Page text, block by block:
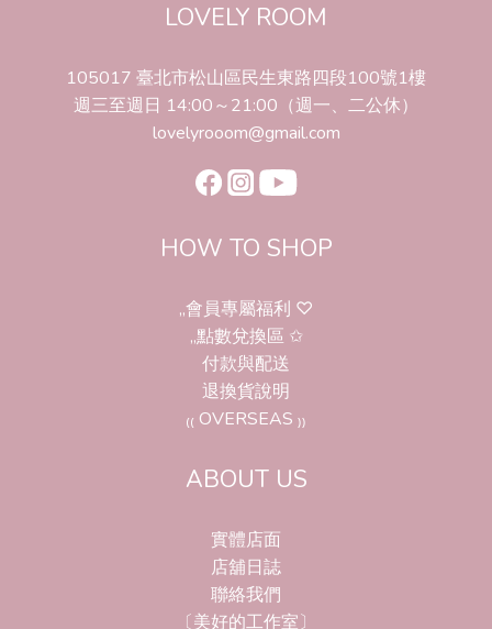
LOVELY ROOM
105017 臺北市松山區民生東路四段100號1樓
週三至週日 14:00～21:00（週一、二公休）
lovelyrooom@gmail.com
HOW TO SHOP
,,會員專屬福利 ♡
,,點數兌換區 ✩
付款與配送
退換貨說明
₍₍ OVERSEAS ₎₎
ABOUT US
實體店面
店舖日誌
聯絡我們
〔美好的工作室〕